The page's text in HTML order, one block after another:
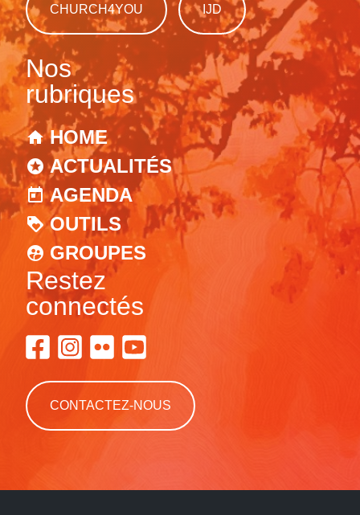
CHURCH4YOU IJD
Nos
rubriques
HOME
ACTUALITÉS
AGENDA
OUTILS
GROUPES
Restez
connectés
CONTACTEZ-NOUS